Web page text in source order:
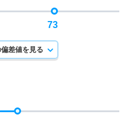
73
差値を見る